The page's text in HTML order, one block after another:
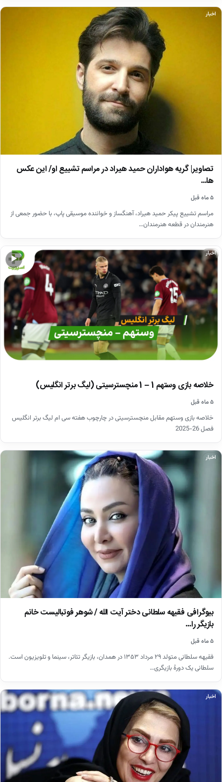
اخبار
تصاویر| گریه هواداران حمید هیراد در مراسم تشییع او/ این عکس
ها…
۵ ماه قبل
مراسم تشییع پیکر حمید هیراد، آهنگساز و خواننده موسیقی پاپ، با حضور جمعی از
هنرمندان در قطعه هنرمندان…
▶
اخبار
خلاصه بازی وستهم 1 – 1 منچسترسیتی (لیگ برتر انگلیس)
۵ ماه قبل
خلاصه بازی وستهم مقابل منچسترسیتی در چارچوب هفته سی ام لیگ برتر انگلیس
فصل 26-2025
اخبار
بیوگرافی فقیهه سلطانی دختر آیت الله / شوهر فوتبالیست خانم
بازیگر را…
۵ ماه قبل
فقیهه سلطانی متولد ۲۹ مرداد ۱۳۵۳ در همدان، بازیگر تئاتر، سینما و تلویزیون است.
سلطانی یک دورهٔ بازیگری…
اخبار